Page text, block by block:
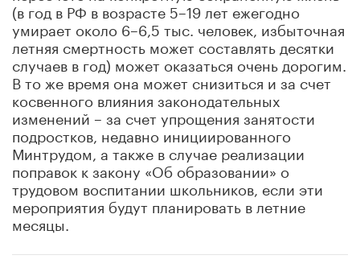
(в год в РФ в возрасте 5–19 лет ежегодно
умирает около 6–6,5 тыс. человек, избыточная
летняя смертность может составлять десятки
случаев в год) может оказаться очень дорогим.
В то же время она может снизиться и за счет
косвенного влияния законодательных
изменений – за счет упрощения занятости
подростков, недавно инициированного
Минтрудом, а также в случае реализации
поправок к закону «Об образовании» о
трудовом воспитании школьников, если эти
мероприятия будут планировать в летние
месяцы.